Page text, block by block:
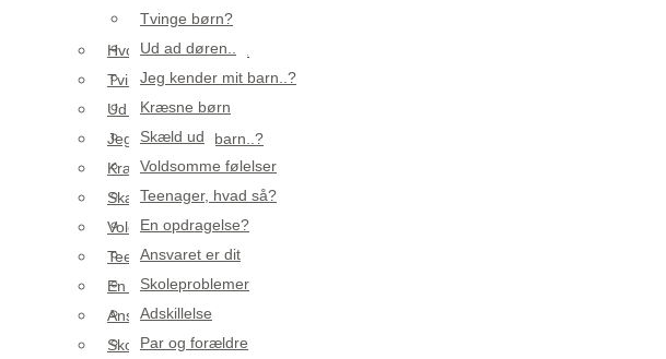
Tvinge børn?
Ud ad døren..
Jeg kender mit barn..?
Kræsne børn
Skæld ud
Voldsomme følelser
Teenager, hvad så?
En opdragelse?
Ansvaret er dit
Skoleproblemer
Adskillelse
Par og forældre
Hvor mange gange..
Tvinge børn?
Ud ad døren..
Jeg kender mit barn..?
Kræsne børn
Skæld ud
Voldsomme følelser
Teenager, hvad så?
En opdragelse?
Ansvaret er dit
Skoleproblemer